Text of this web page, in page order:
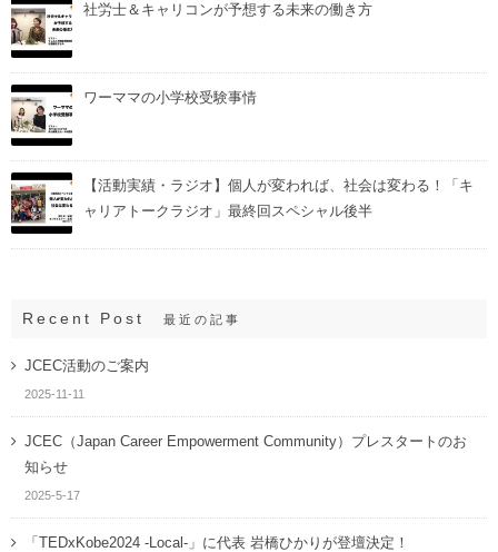
社労士＆キャリコンが予想する未来の働き方
ワーママの小学校受験事情
【活動実績・ラジオ】個人が変われば、社会は変わる！「キ
ャリアトークラジオ」最終回スペシャル後半
Recent Post 最近の記事
JCEC活動のご案内
2025-11-11
JCEC（Japan Career Empowerment Community）プレスタートのお
知らせ
2025-5-17
「TEDxKobe2024 -Local-」に代表 岩橋ひかりが登壇決定！